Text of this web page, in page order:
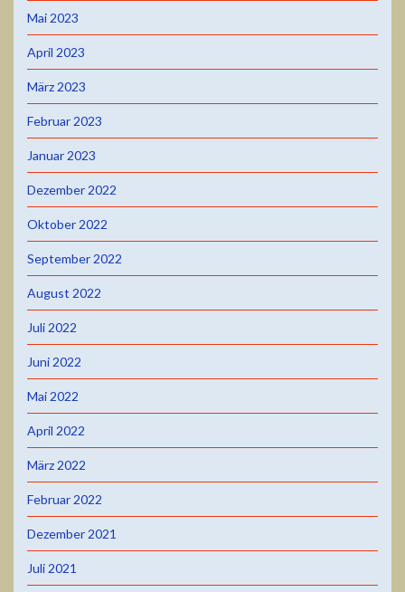
Mai 2023
April 2023
März 2023
Februar 2023
Januar 2023
Dezember 2022
Oktober 2022
September 2022
August 2022
Juli 2022
Juni 2022
Mai 2022
April 2022
März 2022
Februar 2022
Dezember 2021
Juli 2021